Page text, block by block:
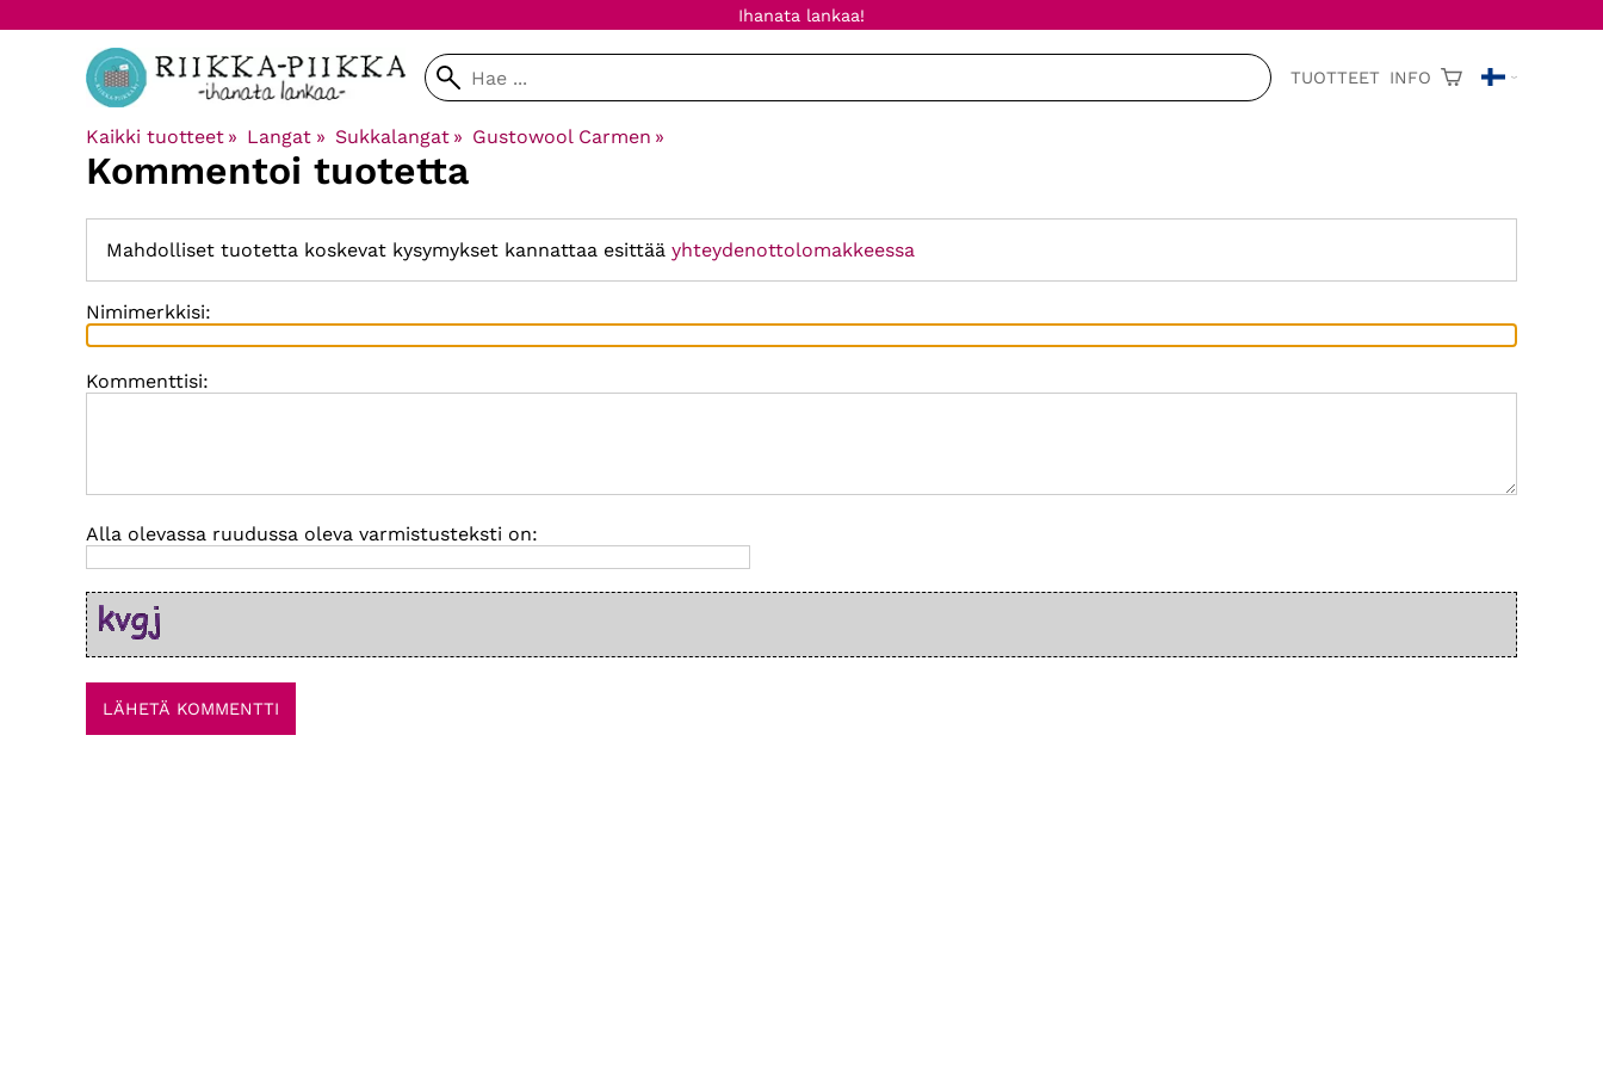
Ihanata lankaa!
TUOTTEET INFO
Kaikki tuotteet ‪» Langat ‪» Sukkalangat ‪» Gustowool Carmen ‪»
Kommentoi tuotetta
Mahdolliset tuotetta koskevat kysymykset kannattaa esittää yhteydenottolomakkeessa
Nimimerkkisi:
Kommenttisi:
Alla olevassa ruudussa oleva varmistusteksti on: